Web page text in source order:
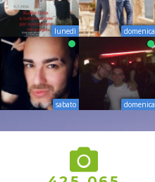
lunedì domenica
sabato domenica